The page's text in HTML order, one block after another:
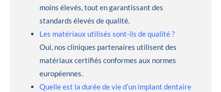
moins élevés, tout en garantissant des
standards élevés de qualité.
Les matériaux utilisés sont-ils de qualité ?
Oui, nos cliniques partenaires utilisent des
matériaux certifiés conformes aux normes
européennes.
Quelle est la durée de vie d’un implant dentaire